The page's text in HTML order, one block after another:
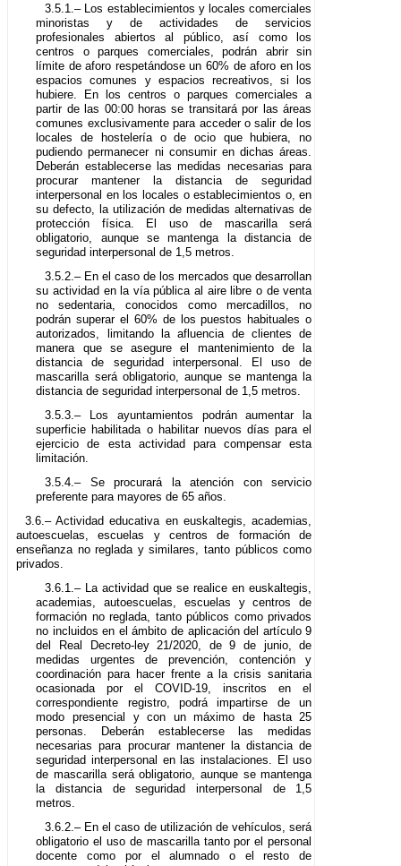
3.5.1.– Los establecimientos y locales comerciales
minoristas y de actividades de servicios
profesionales abiertos al público, así como los
centros o parques comerciales, podrán abrir sin
límite de aforo respetándose un 60% de aforo en los
espacios comunes y espacios recreativos, si los
hubiere. En los centros o parques comerciales a
partir de las 00:00 horas se transitará por las áreas
comunes exclusivamente para acceder o salir de los
locales de hostelería o de ocio que hubiera, no
pudiendo permanecer ni consumir en dichas áreas.
Deberán establecerse las medidas necesarias para
procurar mantener la distancia de seguridad
interpersonal en los locales o establecimientos o, en
su defecto, la utilización de medidas alternativas de
protección física. El uso de mascarilla será
obligatorio, aunque se mantenga la distancia de
seguridad interpersonal de 1,5 metros.
3.5.2.– En el caso de los mercados que desarrollan
su actividad en la vía pública al aire libre o de venta
no sedentaria, conocidos como mercadillos, no
podrán superar el 60% de los puestos habituales o
autorizados, limitando la afluencia de clientes de
manera que se asegure el mantenimiento de la
distancia de seguridad interpersonal. El uso de
mascarilla será obligatorio, aunque se mantenga la
distancia de seguridad interpersonal de 1,5 metros.
3.5.3.– Los ayuntamientos podrán aumentar la
superficie habilitada o habilitar nuevos días para el
ejercicio de esta actividad para compensar esta
limitación.
3.5.4.– Se procurará la atención con servicio
preferente para mayores de 65 años.
3.6.– Actividad educativa en euskaltegis, academias,
autoescuelas, escuelas y centros de formación de
enseñanza no reglada y similares, tanto públicos como
privados.
3.6.1.– La actividad que se realice en euskaltegis,
academias, autoescuelas, escuelas y centros de
formación no reglada, tanto públicos como privados
no incluidos en el ámbito de aplicación del artículo 9
del Real Decreto-ley 21/2020, de 9 de junio, de
medidas urgentes de prevención, contención y
coordinación para hacer frente a la crisis sanitaria
ocasionada por el COVID-19, inscritos en el
correspondiente registro, podrá impartirse de un
modo presencial y con un máximo de hasta 25
personas. Deberán establecerse las medidas
necesarias para procurar mantener la distancia de
seguridad interpersonal en las instalaciones. El uso
de mascarilla será obligatorio, aunque se mantenga
la distancia de seguridad interpersonal de 1,5
metros.
3.6.2.– En el caso de utilización de vehículos, será
obligatorio el uso de mascarilla tanto por el personal
docente como por el alumnado o el resto de